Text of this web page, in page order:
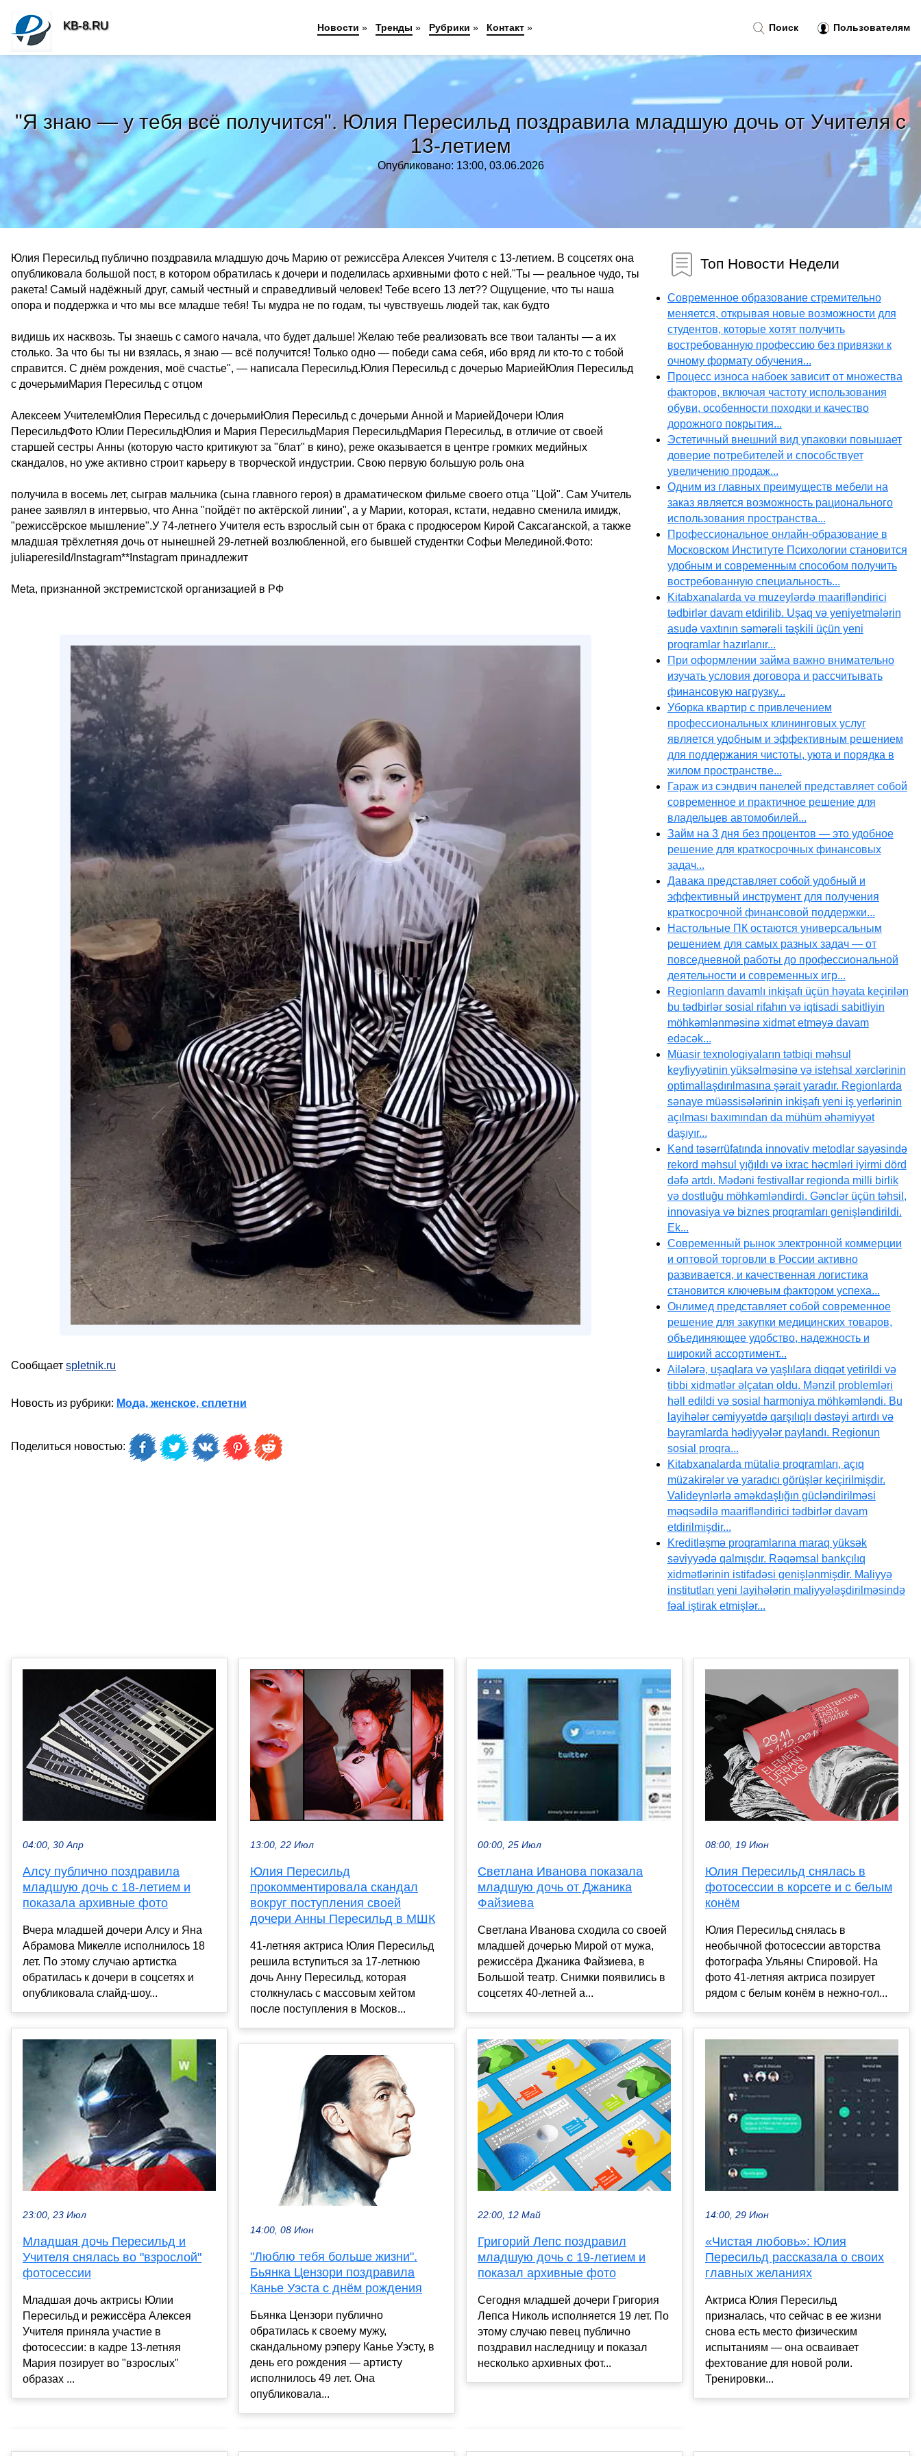
"Я знаю — у тебя всё получится". Юлия Пересильд поздравила младшую дочь от Учителя с
13-летием
Опубликовано: 13:00, 03.06.2026
Юлия Пересильд публично поздравила младшую дочь Марию от режиссёра Алексея Учителя с 13-летием. В соцсетях она
опубликовала большой пост, в котором обратилась к дочери и поделилась архивными фото с ней."Ты — реальное чудо, ты
ракета! Самый надёжный друг, самый честный и справедливый человек! Тебе всего 13 лет?? Ощущение, что ты наша
опора и поддержка и что мы все младше тебя! Ты мудра не по годам, ты чувствуешь людей так, как будто
видишь их насквозь. Ты знаешь с самого начала, что будет дальше! Желаю тебе реализовать все твои таланты — а их
столько. За что бы ты ни взялась, я знаю — всё получится! Только одно — победи сама себя, ибо вряд ли кто-то с тобой
справится. С днём рождения, моё счастье", — написала Пересильд.Юлия Пересильд с дочерью МариейЮлия Пересильд
с дочерьмиМария Пересильд с отцом
Алексеем УчителемЮлия Пересильд с дочерьмиЮлия Пересильд с дочерьми Анной и МариейДочери Юлия
ПересильдФото Юлии ПересильдЮлия и Мария ПересильдМария ПересильдМария Пересильд, в отличие от своей
старшей сестры Анны (которую часто критикуют за "блат" в кино), реже оказывается в центре громких медийных
скандалов, но уже активно строит карьеру в творческой индустрии. Свою первую большую роль она
получила в восемь лет, сыграв мальчика (сына главного героя) в драматическом фильме своего отца "Цой". Сам Учитель
ранее заявлял в интервью, что Анна "пойдёт по актёрской линии", а у Марии, которая, кстати, недавно сменила имидж,
"режиссёрское мышление".У 74-летнего Учителя есть взрослый сын от брака с продюсером Кирой Саксаганской, а также
младшая трёхлетняя дочь от нынешней 29-летней возлюбленной, его бывшей студентки Софьи Мелединой.Фото:
juliaperesild/Instagram**Instagram принадлежит
Meta, признанной экстремистской организацией в РФ
Сообщает spletnik.ru
Новость из рубрики: Мода, женское, сплетни
Поделиться новостью:
Топ Новости Недели
Современное образование стремительно
меняется, открывая новые возможности для
студентов, которые хотят получить
востребованную профессию без привязки к
очному формату обучения...
Процесс износа набоек зависит от множества
факторов, включая частоту использования
обуви, особенности походки и качество
дорожного покрытия...
Эстетичный внешний вид упаковки повышает
доверие потребителей и способствует
увеличению продаж...
Одним из главных преимуществ мебели на
заказ является возможность рационального
использования пространства...
Профессиональное онлайн-образование в
Московском Институте Психологии становится
удобным и современным способом получить
востребованную специальность...
Kitabxanalarda və muzeylərdə maarifləndirici
tədbirlər davam etdirilib. Uşaq və yeniyetmələrin
asudə vaxtının səmərəli təşkili üçün yeni
proqramlar hazırlanır...
При оформлении займа важно внимательно
изучать условия договора и рассчитывать
финансовую нагрузку...
Уборка квартир с привлечением
профессиональных клининговых услуг
является удобным и эффективным решением
для поддержания чистоты, уюта и порядка в
жилом пространстве...
Гараж из сэндвич панелей представляет собой
современное и практичное решение для
владельцев автомобилей...
Займ на 3 дня без процентов — это удобное
решение для краткосрочных финансовых
задач...
Давака представляет собой удобный и
эффективный инструмент для получения
краткосрочной финансовой поддержки...
Настольные ПК остаются универсальным
решением для самых разных задач — от
повседневной работы до профессиональной
деятельности и современных игр...
Regionların davamlı inkişafı üçün həyata keçirilən
bu tədbirlər sosial rifahın və iqtisadi sabitliyin
möhkəmlənməsinə xidmət etməyə davam
edəcək...
Müasir texnologiyaların tətbiqi məhsul
keyfiyyətinin yüksəlməsinə və istehsal xərclərinin
optimallaşdırılmasına şərait yaradır. Regionlarda
sənaye müəssisələrinin inkişafı yeni iş yerlərinin
açılması baxımından da mühüm əhəmiyyət
daşıyır...
Kənd təsərrüfatında innovativ metodlar sayəsində
rekord məhsul yığıldı və ixrac həcmləri iyirmi dörd
dəfə artdı. Mədəni festivallar regionda milli birlik
və dostluğu möhkəmləndirdi. Gənclər üçün təhsil,
innovasiya və biznes proqramları genişləndirildi.
Ek...
Современный рынок электронной коммерции
и оптовой торговли в России активно
развивается, и качественная логистика
становится ключевым фактором успеха...
Онлимед представляет собой современное
решение для закупки медицинских товаров,
объединяющее удобство, надежность и
широкий ассортимент...
Ailələrə, uşaqlara və yaşlılara diqqət yetirildi və
tibbi xidmətlər əlçatan oldu. Mənzil problemləri
həll edildi və sosial harmoniya möhkəmləndi. Bu
layihələr cəmiyyətdə qarşılıqlı dəstəyi artırdı və
bayramlarda hədiyyələr paylandı. Regionun
sosial proqra...
Kitabxanalarda mütaliə proqramları, açıq
müzakirələr və yaradıcı görüşlər keçirilmişdir.
Valideynlərlə əməkdaşlığın gücləndirilməsi
məqsədilə maarifləndirici tədbirlər davam
etdirilmişdir...
Kreditləşmə proqramlarına maraq yüksək
səviyyədə qalmışdır. Rəqəmsal bankçılıq
xidmətlərinin istifadəsi genişlənmişdir. Maliyyə
institutları yeni layihələrin maliyyələşdirilməsində
fəal iştirak etmişlər...
04:00, 30 Апр
Алсу публично поздравила
младшую дочь с 18-летием и
показала архивные фото
Вчера младшей дочери Алсу и Яна
Абрамова Микелле исполнилось 18
лет. По этому случаю артистка
обратилась к дочери в соцсетях и
опубликовала слайд-шоу...
23:00, 23 Июл
Младшая дочь Пересильд и
Учителя снялась во "взрослой"
фотосессии
Младшая дочь актрисы Юлии
Пересильд и режиссёра Алексея
Учителя приняла участие в
фотосессии: в кадре 13-летняя
Мария позирует во "взрослых"
образах ...
13:00, 22 Июл
Юлия Пересильд
прокомментировала скандал
вокруг поступления своей
дочери Анны Пересильд в МШК
41-летняя актриса Юлия Пересильд
решила вступиться за 17-летнюю
дочь Анну Пересильд, которая
столкнулась с массовым хейтом
после поступления в Москов...
14:00, 08 Июн
"Люблю тебя больше жизни".
Бьянка Цензори поздравила
Канье Уэста с днём рождения
Бьянка Цензори публично
обратилась к своему мужу,
скандальному рэперу Канье Уэсту, в
день его рождения — артисту
исполнилось 49 лет. Она
опубликовала...
00:00, 25 Июл
Светлана Иванова показала
младшую дочь от Джаника
Файзиева
Светлана Иванова сходила со своей
младшей дочерью Мирой от мужа,
режиссёра Джаника Файзиева, в
Большой театр. Снимки появились в
соцсетях 40-летней а...
22:00, 12 Май
Григорий Лепс поздравил
младшую дочь с 19-летием и
показал архивные фото
Сегодня младшей дочери Григория
Лепса Николь исполняется 19 лет. По
этому случаю певец публично
поздравил наследницу и показал
несколько архивных фот...
08:00, 19 Июн
Юлия Пересильд снялась в
фотосессии в корсете и с белым
конём
Юлия Пересильд снялась в
необычной фотосессии авторства
фотографа Ульяны Спировой. На
фото 41-летняя актриса позирует
рядом с белым конём в нежно-гол...
14:00, 29 Июн
«Чистая любовь»: Юлия
Пересильд рассказала о своих
главных желаниях
Актриса Юлия Пересильд
призналась, что сейчас в ее жизни
снова есть место физическим
испытаниям — она осваивает
фехтование для новой роли.
Тренировки...
Поиск Пользователям
KB-8.RU Новости » Тренды » Рубрики » Контакт »